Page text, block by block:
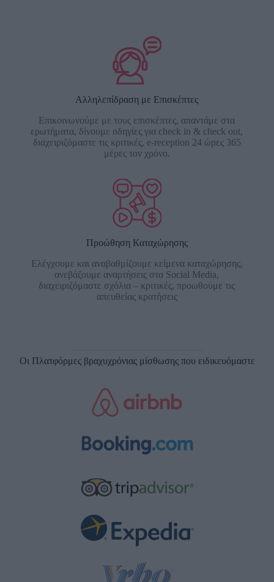
Αλληλεπίδραση με Επισκέπτες
Επικοινωνούμε με τους επισκέπτες, απαντάμε στα
ερωτήματα, δίνουμε οδηγίες για check in & check out,
διαχειριζόμαστε τις κριτικές, e-reception 24 ώρες 365
μέρες τον χρόνο.
Προώθηση Καταχώρησης
Ελέγχουμε και αναβαθμίζουμε κείμενα καταχώρησης,
ανεβάζουμε αναρτήσεις στα Social Media,
διαχειριζόμαστε σχόλια – κριτικές, προωθούμε τις
απευθείας κρατήσεις
Οι Πλατφόρμες βραχυχρόνιας μίσθωσης που ειδικευόμαστε